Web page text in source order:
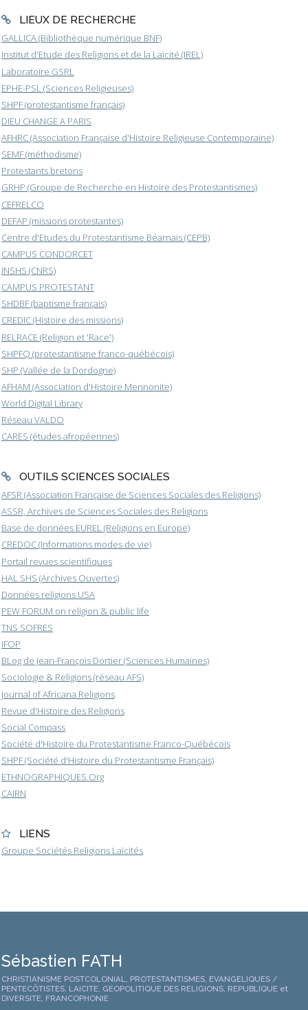
LIEUX DE RECHERCHE
GALLICA (Bibliothèque numérique BNF)
Institut d'Etude des Religions et de la Laïcité (IREL)
Laboratoire GSRL
EPHE-PSL (Sciences Religieuses)
SHPF (protestantisme français)
DIEU CHANGE A PARIS
AFHRC (Association Française d'Histoire Religieuse Contemporaine)
SEMF (méthodisme)
Protestants bretons
GRHP (Groupe de Recherche en Histoire des Protestantismes)
CEFRELCO
DEFAP (missions protestantes)
Centre d'Etudes du Protestantisme Béarnais (CEPB)
CAMPUS CONDORCET
INSHS (CNRS)
CAMPUS PROTESTANT
SHDBF (baptisme français)
CREDIC (Histoire des missions)
RELRACE (Religion et 'Race')
SHPFQ (protestantisme franco-québécois)
SHP (Vallée de la Dordogne)
AFHAM (Association d'Histoire Mennonite)
World Digital Library
Réseau VALDO
CARES (études afropéennes)
OUTILS SCIENCES SOCIALES
AFSR (Association Française de Sciences Sociales des Religions)
ASSR, Archives de Sciences Sociales des Religions
Base de données EUREL (Religions en Europe)
CREDOC (Informations modes de vie)
Portail revues scientifiques
HAL SHS (Archives Ouvertes)
Données religions USA
PEW FORUM on religion & public life
TNS SOFRES
IFOP
BLog de Jean-François Dortier (Sciences Humaines)
Sociologie & Religions (réseau AFS)
Journal of Africana Religions
Revue d'Histoire des Religions
Social Compass
Société d'Histoire du Protestantisme Franco-Québécois
SHPF (Société d'Histoire du Protestantisme Français)
ETHNOGRAPHIQUES.Org
CAIRN
LIENS
Groupe Sociétés Religions Laïcités
Sébastien FATH
CHRISTIANISME POSTCOLONIAL, PROTESTANTISMES, EVANGELIQUES /
PENTECÔTISTES, LAICITE, GEOPOLITIQUE DES RELIGIONS, REPUBLIQUE et
DIVERSITE, FRANCOPHONIE